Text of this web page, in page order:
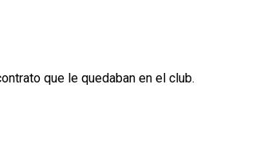
que le quedaban en el club.